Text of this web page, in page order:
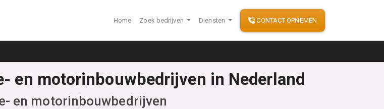
Home Zoek bedrijven Diensten CONTACT OPNEMEN
en motorinbouwbedrijven in Nederland
en motorinbouwbedrijven